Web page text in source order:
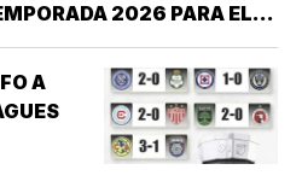
2026 PARA EL
*LA NOVENA JAROCHA
CON UNA VICTORIA DE
PUEBLA, PERO EL
A